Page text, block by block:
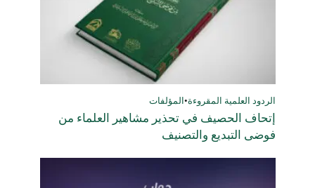
الردود العلمية المقروءة• المؤلفات
إتحاف الحصيف في تحذير مشاهير العلماء من
فوضى التبديع والتصنيف